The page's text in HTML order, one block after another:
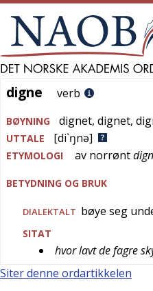
digne
digne verb
BØYNING dignet, dignet,
UTTALE [di`ŋnə]
ETYMOLOGI av norrønt
BETYDNING OG BRUK
DIALEKTALT bøye seg
SITAT
hvor lavt de fagre
Siter denne ordartikkelen